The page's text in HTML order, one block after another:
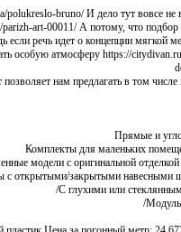
polukreslo-bruno/ И дело тут вовсе
art-00011/ А потому, что подбор
речь идет о концепции мягкой
особую атмосферу https://
нам предлагать в том числе
Прямые и
Комплекты для маленьких
модели с оригинальной
с открытыми/закрытыми навесными
С глухими или